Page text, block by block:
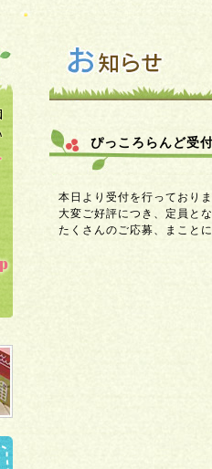
ぴっころらんど受
本日より受付を行っており
大変ご好評につき、定員と
たくさんのご応募、ま